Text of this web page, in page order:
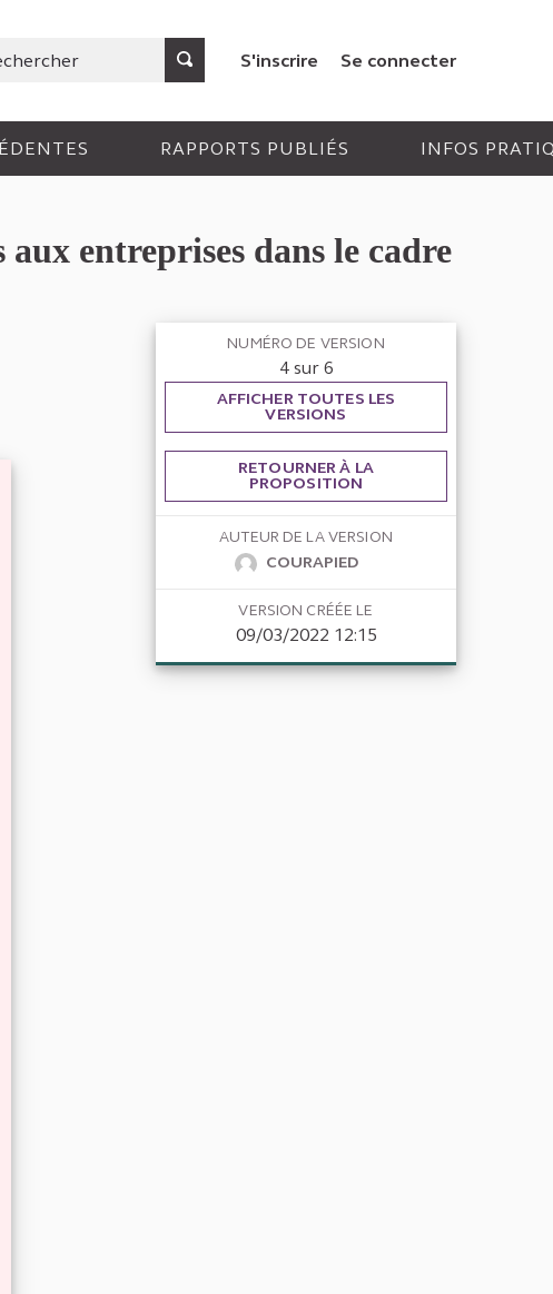
S'inscrire Se connecter
RAPPORTS PUBLIÉS INFOS
entreprises dans le cadre
NUMÉRO DE VERSION
4 sur 6
AFFICHER TOUTES LES
VERSIONS
RETOURNER À LA
PROPOSITION
AUTEUR DE LA VERSION
COURAPIED
VERSION CRÉÉE LE
09/03/2022 12:15